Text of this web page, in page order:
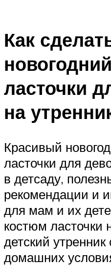
Как
ласточки
на
Красивый
ласточки для
в детсаду,
рекомендации и
для мам и их
костюм ласточки
детский
домашних